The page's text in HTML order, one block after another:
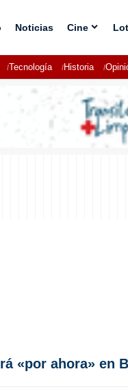
Noticias Cine
Tecnología Historia
«por ahora» en